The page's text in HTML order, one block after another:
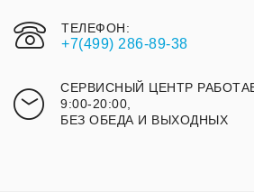
ТЕЛЕФОН:
+7(499) 286-89-38
СЕРВИСНЫЙ ЦЕНТР
9:00-20:00,
БЕЗ ОБЕДА И ВЫХОДНЫХ